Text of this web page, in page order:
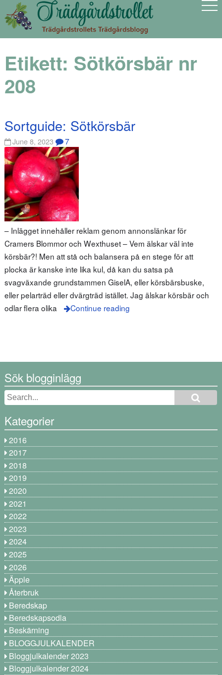
Etikett: Sötkörsbär nr
208
Sortguide: Sötkörsbär
June 8, 2023 7
– Inlägget innehåller reklam genom annonslänkar för
Cramers Blommor och Wexthuset – Vem älskar väl inte
körsbär?! Men att stå och balansera på en stege för att
plocka är kanske inte lika kul, då kan du satsa på
svagväxande grundstammen GiselA, eller körsbärsbuske,
eller pelarträd eller dvärgträd istället. Jag älskar körsbär och
odlar flera olika
Continue reading
Sök blogginlägg
Kategorier
2016
2017
2018
2019
2020
2021
2022
2023
2024
2025
2026
Äpple
Återbruk
Beredskap
Beredskapsodla
Beskärning
BLOGGJULKALENDER
Bloggjulkalender 2023
Bloggjulkalender 2024